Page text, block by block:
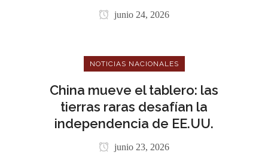
junio 24, 2026
NOTICIAS NACIONALES
China mueve el tablero: las
tierras raras desafían la
independencia de EE.UU.
junio 23, 2026